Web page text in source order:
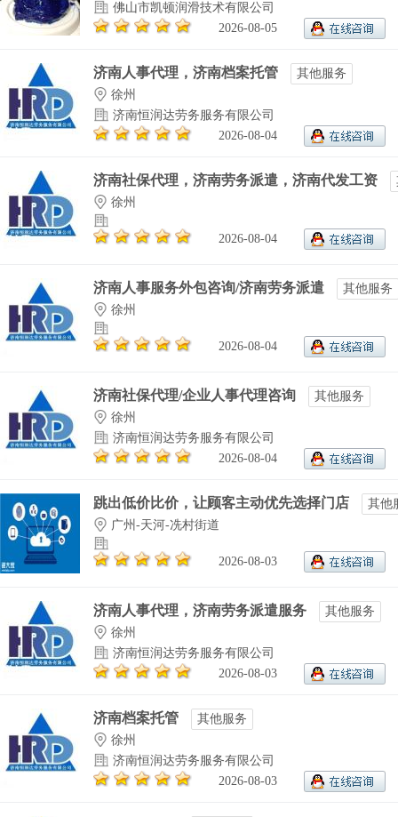
佛山市凯顿润滑技术有限公司
2026-08-05
济南人事代理，济南档案托管
其他服务
徐州
济南恒润达劳务服务有限公司
2026-08-04
济南社保代理，济南劳务派遣，济南代发工资
徐州
2026-08-04
济南人事服务外包咨询/济南劳务派遣
其他服务
徐州
2026-08-04
济南社保代理/企业人事代理咨询
其他服务
徐州
济南恒润达劳务服务有限公司
2026-08-04
跳出低价比价，让顾客主动优先选择门店
其他
广州-天河-冼村街道
2026-08-03
济南人事代理，济南劳务派遣服务
其他服务
徐州
济南恒润达劳务服务有限公司
2026-08-03
济南档案托管
其他服务
徐州
济南恒润达劳务服务有限公司
2026-08-03